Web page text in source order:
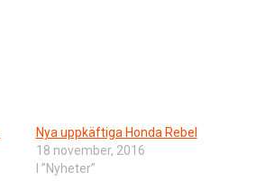
Nya uppkäftiga Honda Rebel
18 november, 2016
I ”Nyheter”